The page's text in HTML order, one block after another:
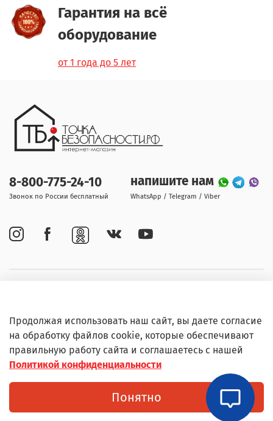
Гарантия на всё
оборудование
от 1 года до 5 лет
Информация
8-800-775-24-10
Звонок по России бесплатный
напишите нам
WhatsApp / Telegram / Viber
© Любое использование контента без письменного
разрешения запрещено
Продолжая использовать наш сайт, вы даете согласие
на обработку файлов cookie, которые обеспечивают
правильную работу сайта и соглашаетесь с нашей
Политикой конфиденциальности
Понятно